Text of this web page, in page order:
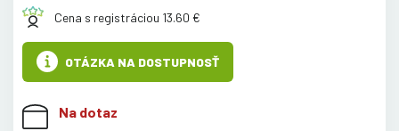
Cena s registráciou 13.60 €
OTÁZKA NA DOSTUPNOSŤ
Na dotaz